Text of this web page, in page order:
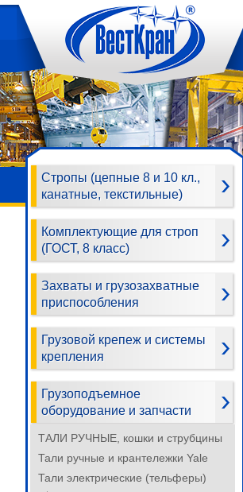
Стропы (цепные 8 и 10 кл.,
канатные, текстильные)
Комплектующие для строп
(ГОСТ, 8 класс)
Захваты и грузозахватные
приспособления
Грузовой крепеж и системы
крепления
Грузоподъемное
оборудование и запчасти
ТАЛИ РУЧНЫЕ, кошки и струбцины
Тали ручные и крантележки Yale
Тали электрические (тельферы)